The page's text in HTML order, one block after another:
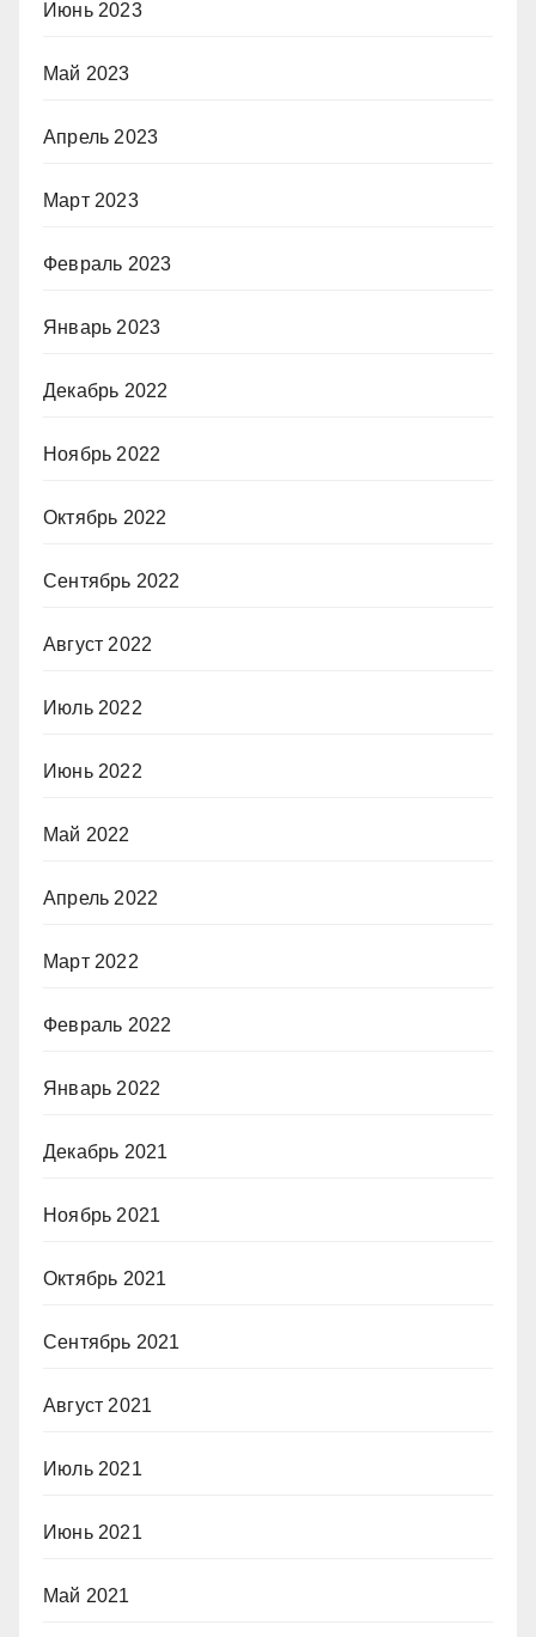
Июнь 2023
Май 2023
Апрель 2023
Март 2023
Февраль 2023
Январь 2023
Декабрь 2022
Ноябрь 2022
Октябрь 2022
Сентябрь 2022
Август 2022
Июль 2022
Июнь 2022
Май 2022
Апрель 2022
Март 2022
Февраль 2022
Январь 2022
Декабрь 2021
Ноябрь 2021
Октябрь 2021
Сентябрь 2021
Август 2021
Июль 2021
Июнь 2021
Май 2021